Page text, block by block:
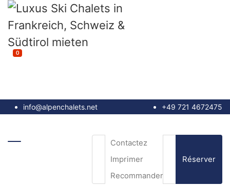
0
info@alpenchalets.net +49 721 4672475
Contactez
Imprimer
Recommander
Réserver